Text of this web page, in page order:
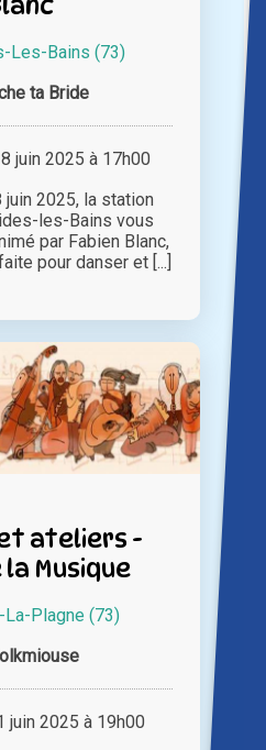
Les-Bains (73)
ta Bride
2025 à 17h00
2025, la station
les-Bains vous
par Fabien Blanc,
pour danser et [...]
ateliers -
Musique
La-Plagne (73)
2025 à 19h00